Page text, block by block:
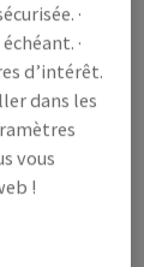
·
·
d’intérêt.
dans les
vous
!